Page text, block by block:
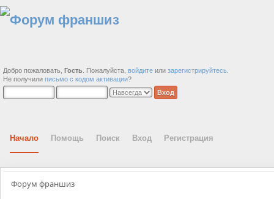
Добро пожаловать, Гость . Пожалуйста, войдите или зарегистрируйтесь
Не получили письмо с кодом активации?
Начало Помощь Поиск Вход Регистрация
Форум франшиз